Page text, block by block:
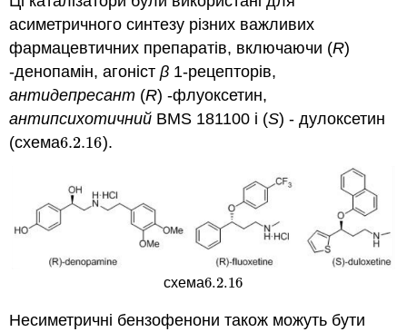
асиметричного синтезу різних важливих
фармацевтичних препаратів, включаючи (R)
-денопамін, агоністβ 1-рецепторів,
антидепресант (R) -флуоксетин,
антипсихотичний BMS 181100 і (S) - дулоксетин
(схема6.2.16
6.2.16).
схема6.2.16
6.2.16
Несиметричні бензофенони також можуть бути